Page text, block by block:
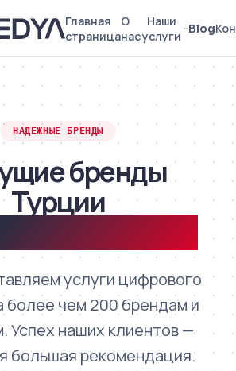
Главная
страница
О
нас
Наши
услуги
Blog
НАДЕЖНЫЕ БРЕНДЫ
бренды
Турции
услуги цифрового
более чем 200 брендам и
Успех наших клиентов —
большая рекомендация.